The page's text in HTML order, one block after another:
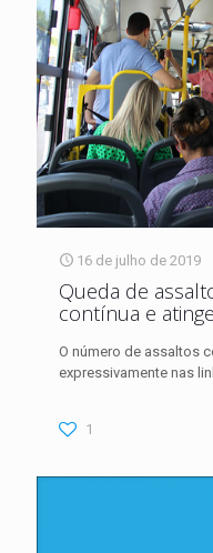
16 de julho de 2019
Queda de
contínua e
O número de assaltos
expressivamente nas
1